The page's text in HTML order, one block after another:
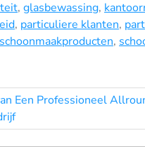
, glasbewassing,
, particuliere klanten,
schoonmaakproducten,
Een Professioneel